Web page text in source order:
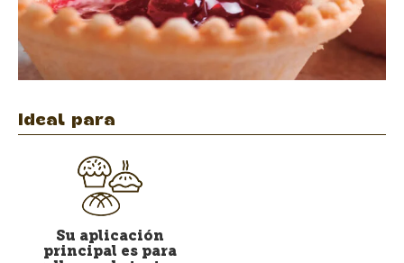
Ideal para
Su aplicación
principal es para